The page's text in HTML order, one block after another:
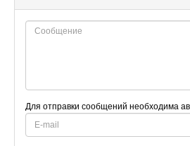
Для отправки сообщений необходима
E-
mail